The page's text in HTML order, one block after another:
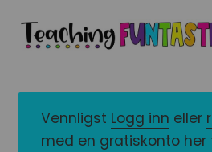
Hopp
til
Hopp
til
MIN KONTO
Vennligst Logg inn eller
med en gratiskonto